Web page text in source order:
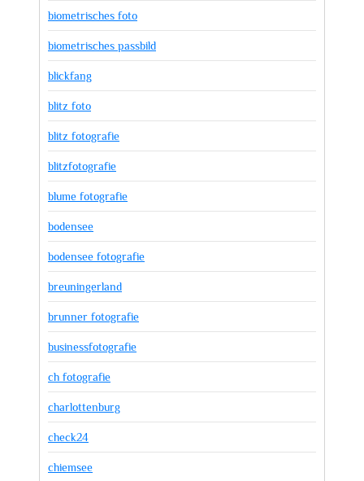
biometrisches foto
biometrisches passbild
blickfang
blitz foto
blitz fotografie
blitzfotografie
blume fotografie
bodensee
bodensee fotografie
breuningerland
brunner fotografie
businessfotografie
ch fotografie
charlottenburg
check24
chiemsee